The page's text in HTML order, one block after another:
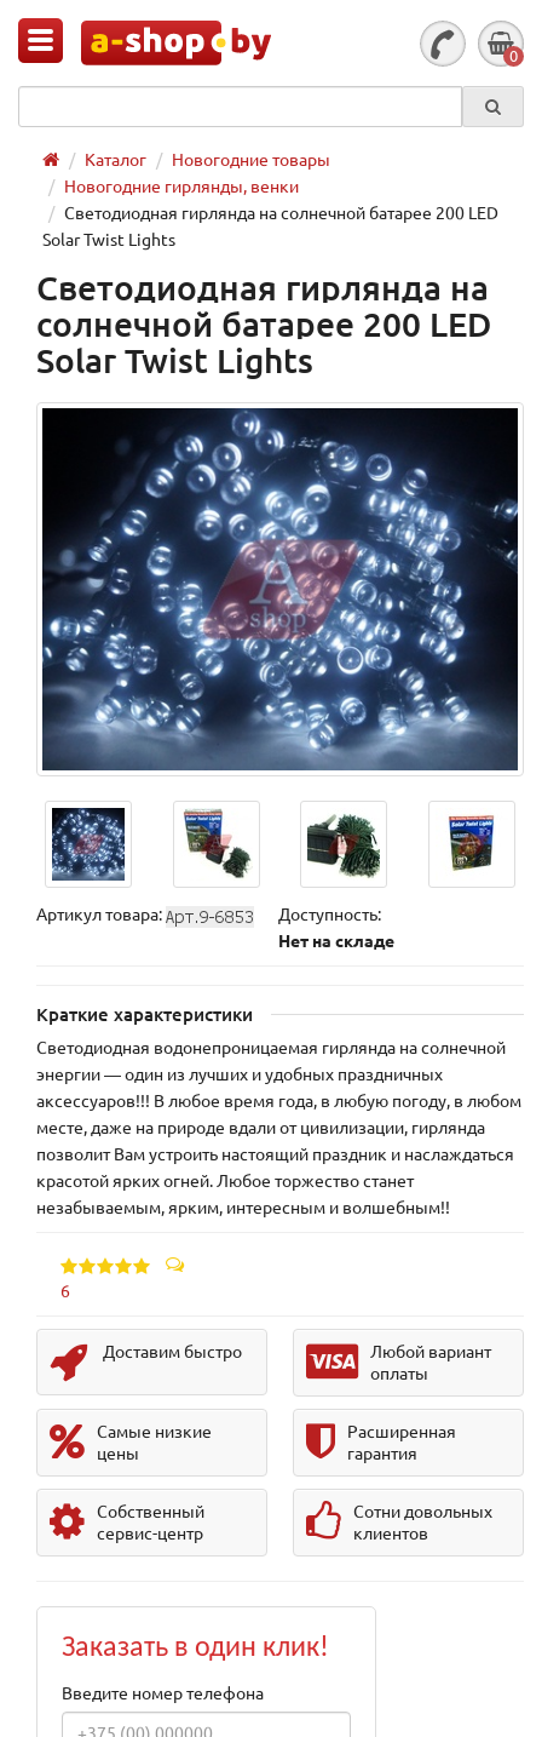
0
Каталог
Новогодние товары
Новогодние гирлянды, венки
Светодиодная гирлянда на солнечной батарее 200 LED
Solar Twist Lights
Светодиодная гирлянда на
солнечной батарее 200 LED
Solar Twist Lights
Артикул товара:
Доступность:
Нет на складе
Краткие характеристики
Светодиодная водонепроницаемая гирлянда на солнечной
энергии ― один из лучших и удобных праздничных
аксессуаров!!! В любое время года, в любую погоду, в любом
месте, даже на природе вдали от цивилизации, гирлянда
позволит Вам устроить настоящий праздник и наслаждаться
красотой ярких огней. Любое торжество станет
незабываемым, ярким, интересным и волшебным!!
6
Доставим быстро
Любой вариант
оплаты
Самые низкие
цены
Расширенная
гарантия
Собственный
сервис-центр
Сотни довольных
клиентов
Заказать в один клик!
Введите номер телефона